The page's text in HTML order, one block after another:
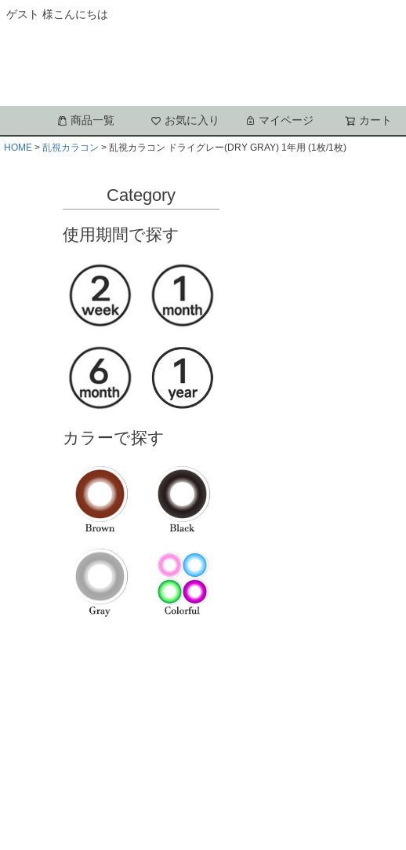
ゲスト 様こんにちは
商品一覧 お気に入り マイページ カート
HOME 乱視カラコン 乱視カラコン ドライグレー(DRY GRAY) 1年用 (1枚/1枚)
Category
使用期間で探す
カラーで探す